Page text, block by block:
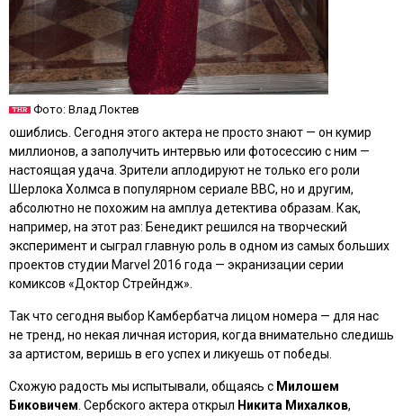
Фото: Влад Локтев
ошиблись. Сегодня этого актера не просто знают — он кумир
миллионов, а заполучить интервью или фотосессию с ним —
настоящая удача. Зрители аплодируют не только его роли
Шерлока Холмса в популярном сериале ВВС, но и другим,
абсолютно не похожим на амплуа детектива образам. Как,
например, на этот раз: Бенедикт решился на творческий
эксперимент и сыграл главную роль в одном из самых больших
проектов студии Marvel 2016 года — экранизации серии
комиксов «Доктор Стрейндж».
Так что сегодня выбор Камбербатча лицом номера — для нас
не тренд, но некая личная история, когда внимательно следишь
за артистом, веришь в его успех и ликуешь от победы.
Схожую радость мы испытывали, общаясь с Милошем
Биковичем . Сербского актера открыл Никита Михалков,